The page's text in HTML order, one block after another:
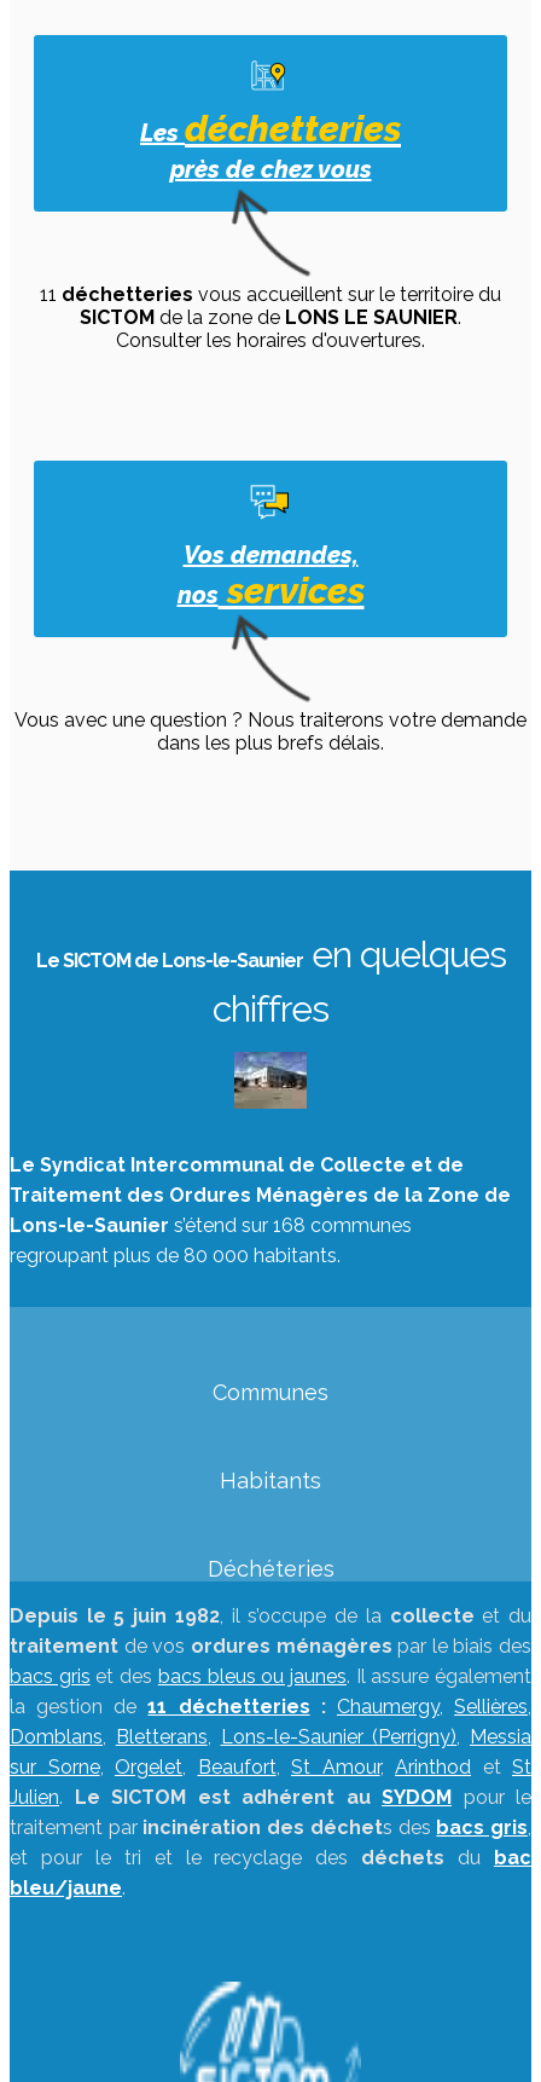
Les déchetteries
près de chez vous
11 déchetteries vous accueillent sur le territoire du
SICTOM de la zone de LONS LE SAUNIER.
Consulter les horaires d'ouvertures.
Vos demandes,
nosservices
Vous avec une question ? Nous traiterons votre demande
dans les plus brefs délais.
Le SICTOM de Lons-le-Saunieren quelques
chiffres
Le Syndicat Intercommunal de Collecte et de
Traitement des Ordures Ménagères de la Zone de
Lons-le-Saunier s’étend sur 168 communes
regroupant plus de 80 000 habitants.
Communes
Habitants
Déchéteries
Depuis le 5 juin 1982, il s’occupe de la collecte et du
traitement de vos ordures ménagères par le biais des
bacs gris et des bacs bleus ou jaunes. Il assure également
la gestion de11 déchetteries : Chaumergy,Sellières,
Domblans, Bletterans, Lons-le-Saunier (Perrigny), Messia
sur Sorne, Orgelet, Beaufort, St Amour, Arinthod et St
Julien. Le SICTOM est adhérent au SYDOM pour le
traitement par incinération des déchets des bacs gris,
et pour le tri et le recyclage des déchets du
bac
bleu/jaune.